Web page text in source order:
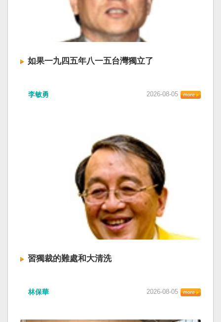
如果一九四五年八一五台灣獨立了
李敏勇 2026-08-05
習獨裁的難處和大清洗
林保華 2026-08-05